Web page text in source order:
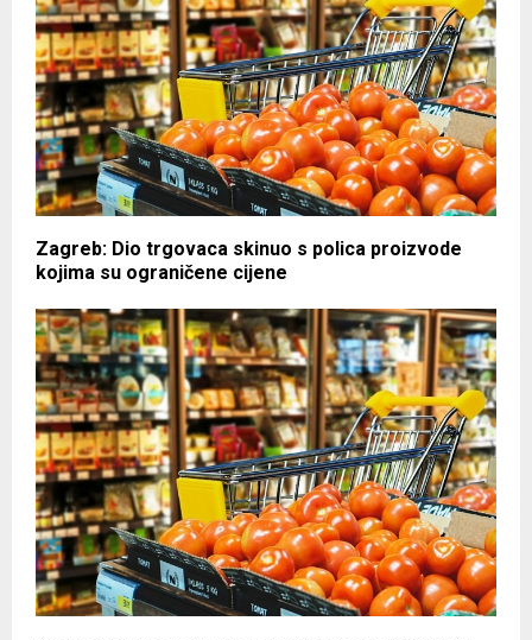
Zagreb: Dio trgovaca skinuo s polica proizvode
kojima su ograničene cijene